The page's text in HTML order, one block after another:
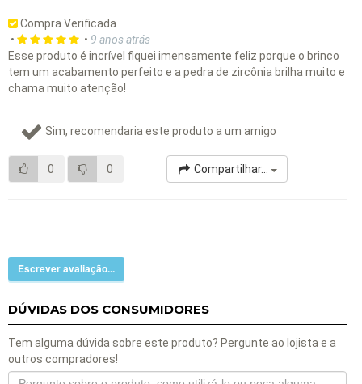
Compra Verificada
•
• 9 anos atrás
Esse produto é incrível fiquei imensamente feliz porque o brinco
tem um acabamento perfeito e a pedra de zircônia brilha muito e
chama muito atenção!
Sim, recomendaria este produto a um amigo
0 0 Compartilhar...
Escrever avaliação...
DÚVIDAS DOS CONSUMIDORES
Tem alguma dúvida sobre este produto? Pergunte ao lojista e a
outros compradores!